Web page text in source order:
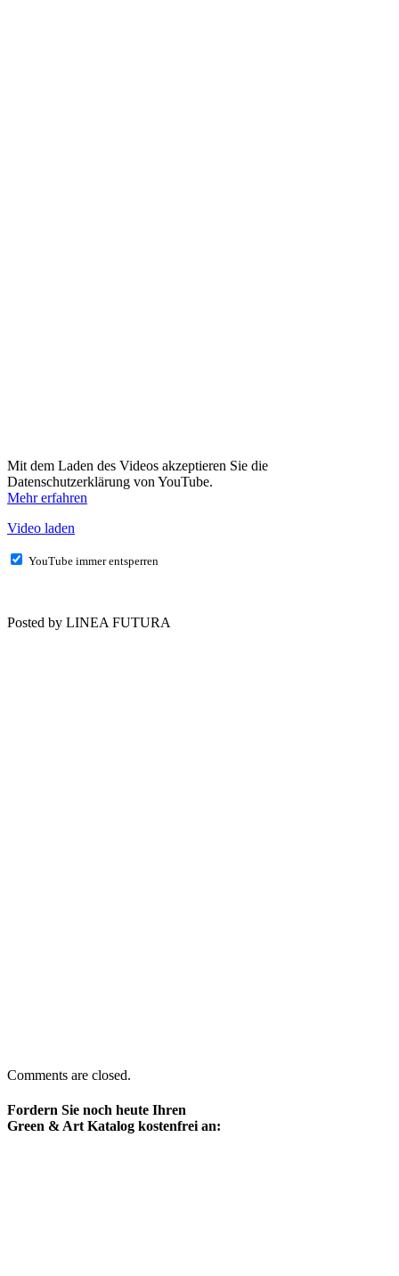
Mit dem Laden des Videos akzeptieren Sie die
Datenschutzerklärung von YouTube.
Mehr erfahren
Video laden
YouTube immer entsperren
Posted by LINEA FUTURA
Comments are closed.
Fordern Sie noch heute Ihren
Green & Art Katalog kostenfrei an: